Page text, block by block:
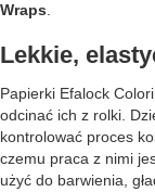
Wraps
Lekkie,
Papierki Efalock
odcinać ich z rolki.
kontrolować proces
czemu praca z nimi
użyć do barwienia,